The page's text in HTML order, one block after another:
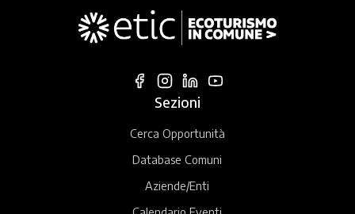
Sezioni
Cerca Opportunità
Database Comuni
Aziende/Enti